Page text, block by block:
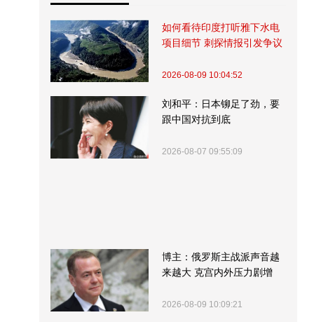
如何看待印度打听雅下水电
项目细节 刺探情报引发争议
2026-08-09 10:04:52
刘和平：日本铆足了劲，要
跟中国对抗到底
2026-08-07 09:55:09
博主：俄罗斯主战派声音越
来越大 克宫内外压力剧增
2026-08-09 10:09:21